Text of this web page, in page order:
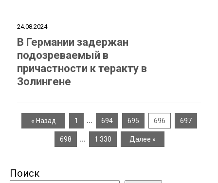
24.08.2024
В Германии задержан
подозреваемый в
причастности к теракту в
Золингене
« Назад 1 … 694 695 696 697
698 … 1 330 Далее »
Поиск